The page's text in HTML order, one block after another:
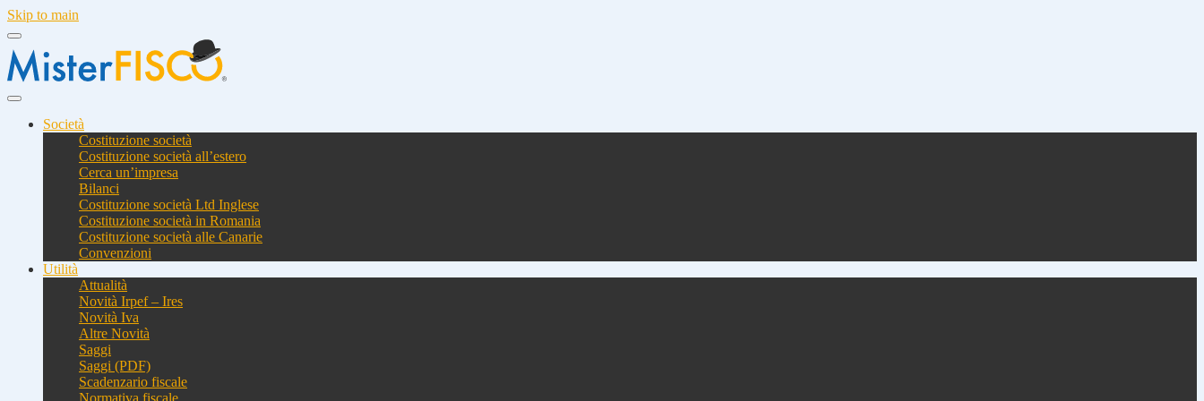
Skip to main
Società
Costituzione società
Costituzione società all’estero
Cerca un’impresa
Bilanci
Costituzione società Ltd Inglese
Costituzione società in Romania
Costituzione società alle Canarie
Convenzioni
Utilità
Attualità
Novità Irpef – Ires
Novità Iva
Altre Novità
Saggi
Saggi (PDF)
Scadenzario fiscale
Normativa fiscale